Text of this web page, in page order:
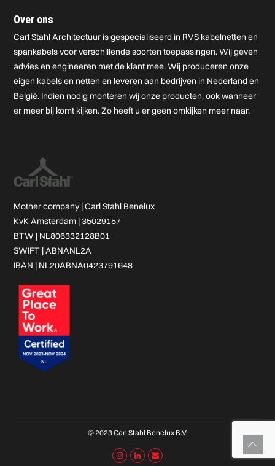
Over ons
Carl Stahl Architectuur is gespecialiseerd in RVS kabelnetten en
spankabels voor verschillende soorten toepassingen. Wij geven
advies en engineeren met de klant mee. Wij produceren onze
eigen kabels en netten en leveren aan bedrijven in Nederland en
België. Indien nodig monteren wij onze producten, ook wanneer
er meer bij komt kijken. Zo heeft u er geen omkijken meer naar.
Mother company |Carl Stahl Benelux
KvK Amsterdam | 35029157
BTW | NL806332128B01
SWIFT | ABNANL2A
IBAN | NL20ABNA0423791648
© 2023 Carl Stahl Benelux B.V.